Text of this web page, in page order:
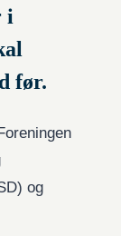
i
før.
og